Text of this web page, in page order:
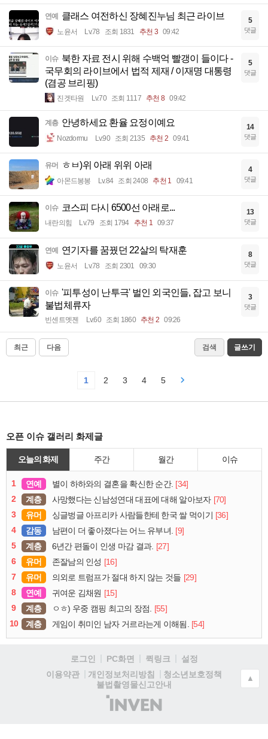
연예 클래스 여전하신 장혜진누님 최근 라이브
노윤서 Lv.78 조회 1831 추천 3 09:42
5
댓글
이슈 북한 자료 전시 위해 수백억 빨갱이 들이다 -
국무회의 라이브에서 법적 제재 / 이재명 대통령
(겸공 브리핑)
진겟타원 Lv.70 조회 1117 추천 8 09:42
5
댓글
계층 안녕하세요 환율 요정이예요
Nozdormu Lv.90 조회 2135 추천 2 09:41
14
댓글
유머 ㅎㅂ)위 아래 위위 아래
아몬드봉봉 Lv.84 조회 2408 추천 1 09:41
4
댓글
이슈 코스피 다시 6500선 아래로...
내란의힘 Lv.79 조회 1794 추천 1 09:37
13
댓글
연예 연기자를 꿈꿨던 22살의 탁재훈
노윤서 Lv.78 조회 2301 09:30
8
댓글
이슈 '피투성이 난투극' 벌인 외국인들, 잡고 보니
불법체류자
빈센트멧젠 Lv.60 조회 1860 추천 2 09:26
3
댓글
최근 다음 검색 글쓰기
1 2 3 4 5
오픈 이슈 갤러리 화제글
오늘의 화제 주간 월간 이슈
1 연예 별이 하하와의 결혼을 확신한 순간. [34]
2
계층 사망했다는 신남성연대 대표에 대해 알아보자 [70]
3
유머 싱글벙글 아프리카 사람들한테 한국 쌀 먹이기 [36]
4
감동 남편이 더 좋아졌다는 어느 유부녀. [9]
5
계층 6년간 편돌이 인생 마감 결과. [27]
6
유머 존잘남의 인성 [16]
7
유머 의외로 트럼프가 절대 하지 않는 것들 [29]
8
연예 귀여운 김채원 [15]
9
계층 ㅇㅎ) 우중 캠핑 최고의 장점. [55]
10
계층 게임이 취미인 남자 거르라는게 이해됨. [54]
로그인 PC화면 퀵링크
설정
이용약관
개인정보처리방침
청소년보호정책
불법촬영물신고안내
(주)
인
▲